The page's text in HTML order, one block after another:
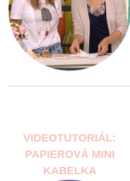
VIDEOTUTORIÁL:
PAPIEROVÁ MINI
KABELKA